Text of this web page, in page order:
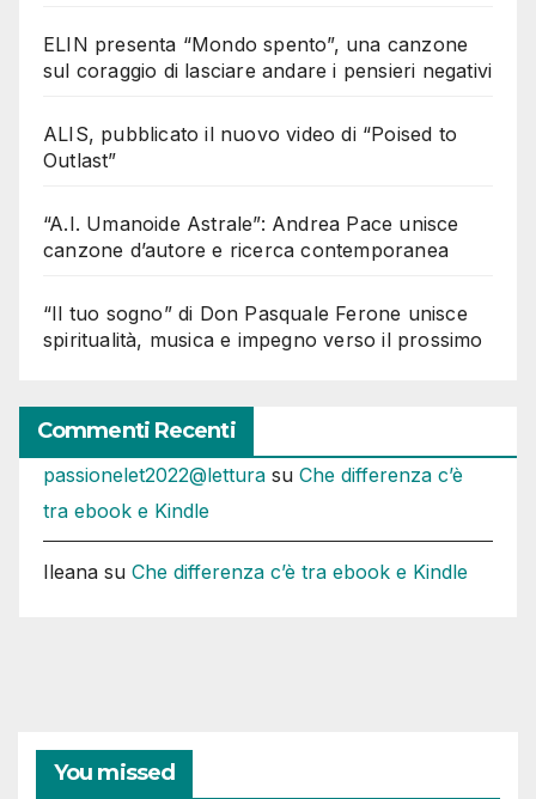
ELIN presenta “Mondo spento”, una canzone
sul coraggio di lasciare andare i pensieri negativi
ALIS, pubblicato il nuovo video di “Poised to
Outlast”
“A.I. Umanoide Astrale”: Andrea Pace unisce
canzone d’autore e ricerca contemporanea
“Il tuo sogno” di Don Pasquale Ferone unisce
spiritualità, musica e impegno verso il prossimo
Commenti Recenti
passionelet2022@lettura su Che differenza c’è
tra ebook e Kindle
Ileana su Che differenza c’è tra ebook e Kindle
You missed